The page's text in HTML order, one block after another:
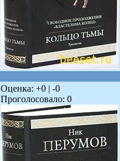
Оценка: +0 | -0
Проголосовало: 0